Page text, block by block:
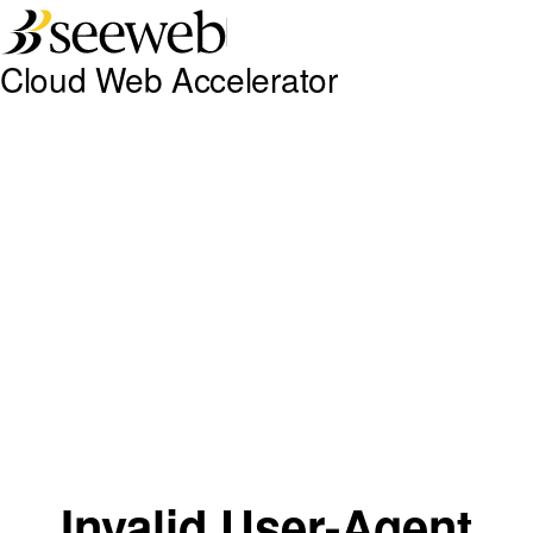
Seeweb
Cloud Web Accelerator